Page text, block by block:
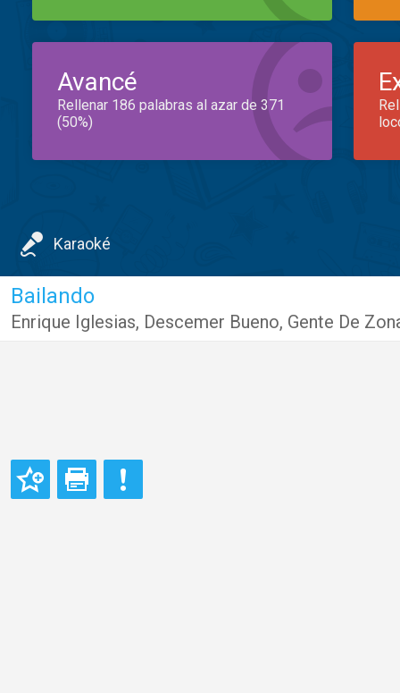
Avancé
Rellenar 186 palabras al azar de 371
(50%)
Karaoké
Bailando
Enrique Iglesias, Descemer Bueno, Gente De